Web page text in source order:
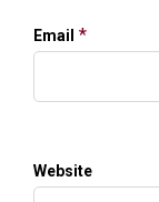
Email *
Website